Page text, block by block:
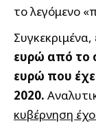
το λεγόμενο
Συγκεκριμένα,
ευρώ από το
ευρώ που
2020.
κυβέρνηση